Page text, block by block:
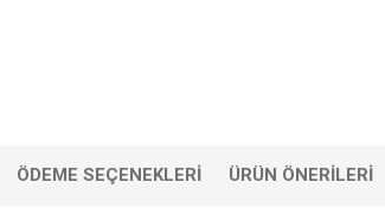
ÖDEME SEÇENEKLERI ÜRÜN ÖNERILERI